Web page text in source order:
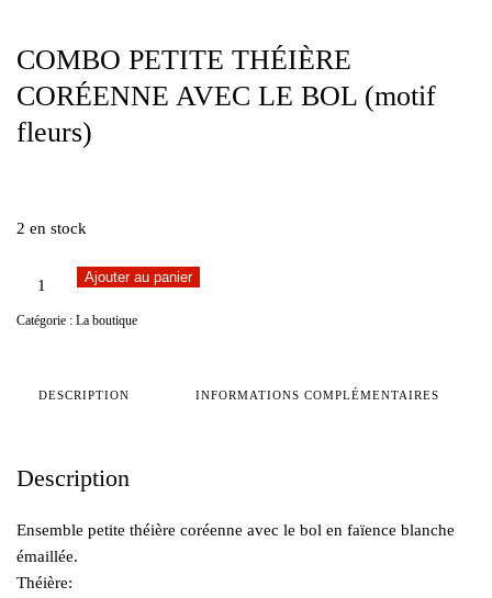
COMBO PETITE THÉIÈRE
CORÉENNE AVEC LE BOL (motif
fleurs)
2 en stock
COMBO
BOL
fleurs)
Ajouter au panier
Catégorie : La boutique
DESCRIPTION INFORMATIONS COMPLÉMENTAIRES
Description
Ensemble petite théière coréenne avec le bol en faïence blanche
émaillée.
Théière: